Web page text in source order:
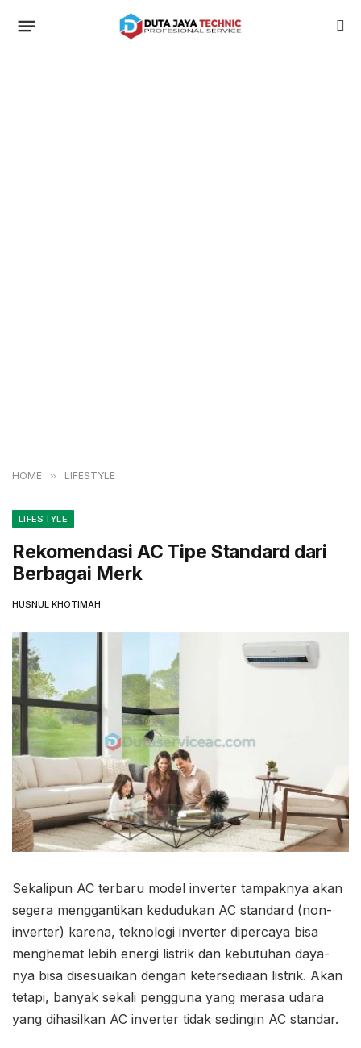
HOME » LIFESTYLE
LIFESTYLE
Rekomendasi AC Tipe Standard dari
Berbagai Merk
HUSNUL KHOTIMAH
Sekalipun AC terbaru model inverter tampaknya akan
segera menggantikan kedudukan AC standard (non-
inverter) karena, teknologi inverter dipercaya bisa
menghemat lebih energi listrik dan kebutuhan daya-
nya bisa disesuaikan dengan ketersediaan listrik. Akan
tetapi, banyak sekali pengguna yang merasa udara
yang dihasilkan AC inverter tidak sedingin AC standar.